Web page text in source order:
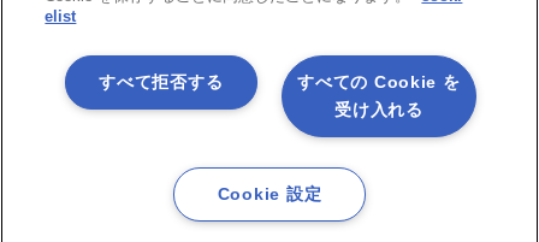
各社商標について
会社情報
©1998-2026 Asteria Corporation.
elist
すべての Cookie を
受け入れる
すべて拒否する
Cookie 設定